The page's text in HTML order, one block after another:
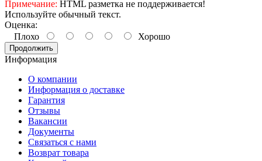
Примечание: HTML разметка не поддерживается!
Используйте обычный текст.
Оценка:
Плохо
Хорошо
Продолжить
Информация
О компании
Информация о доставке
Гарантия
Отзывы
Вакансии
Документы
Связаться с нами
Возврат товара